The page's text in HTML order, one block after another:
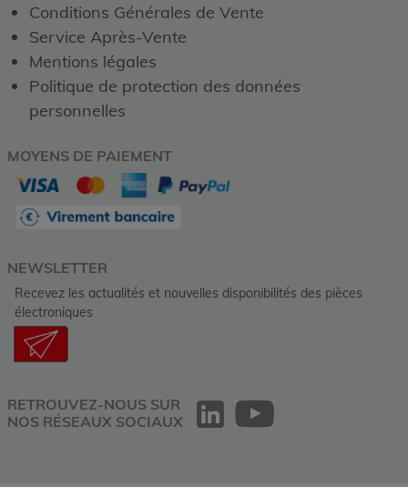
Conditions Générales de Vente
Service Après-Vente
Mentions légales
Politique de protection des données
personnelles
MOYENS DE PAIEMENT
NEWSLETTER
Recevez les actualités et nouvelles disponibilités des pièces
électroniques
RETROUVEZ-NOUS SUR
NOS RÉSEAUX SOCIAUX